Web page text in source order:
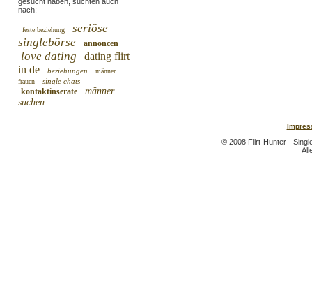
nach:
feste beziehung
seriöse
singlebörse
annoncen
love dating
dating flirt
in de
beziehungen
männer
frauen
single chats
kontaktinserate
männer
suchen
© 2008 Flirt-Hunter -